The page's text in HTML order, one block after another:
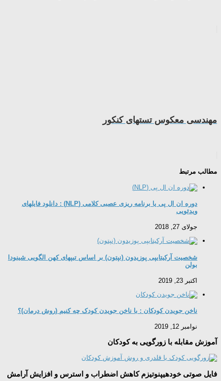
مهندسی معکوس تستهای کنکور
مطالب مرتبط
دوره ان ال پی یا برنامه ریزی عصبی کلامی (NLP) : دانلود فایلهای
ویدئویی
جولای 27, 2018
شخصیت آرکیتایپی پوزیدون (نپتون) بر اساس تیپهای کهن الگویی شینودا
بولن
اکتبر 23, 2019
ناخن جویدن کودکان : با ناخن جویدن کودک چه کنیم (روش درمان)؟
نوامبر 12, 2019
آموزش مقابله با زورگویی به کودکان
فایل صوتی خودهیپنوتیزم کاهش اضطراب و استرس و افزایش آرامش